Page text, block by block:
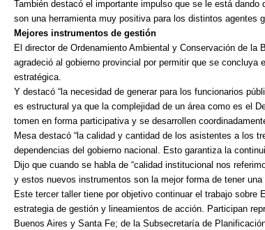
También destacó el importante impulso que se le está
son una herramienta muy positiva para los distintos agentes
Mejores instrumentos de gestión
El director de Ordenamiento Ambiental y Conservación de
agradeció al gobierno provincial por permitir que se
estratégica.
Y destacó “la necesidad de generar para los funcionarios
es estructural ya que la complejidad de un área como es el
tomen en forma participativa y se desarrollen
Mesa destacó “la calidad y cantidad de los asistentes a los
dependencias del gobierno nacional. Esto garantiza la
Dijo que cuando se habla de “calidad institucional nos
y estos nuevos instrumentos son la mejor forma de tener una
Este tercer taller tiene por objetivo continuar el trabajo
estrategia de gestión y lineamientos de acción. Participan
Buenos Aires y Santa Fe; de la Subsecretaría de